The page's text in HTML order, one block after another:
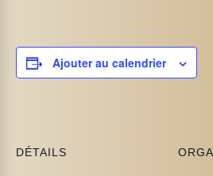
Ajouter au calendrier
DÉTAILS